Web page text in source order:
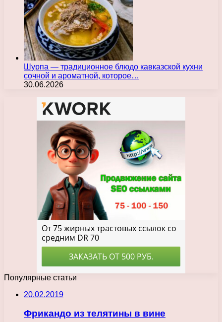
Шурпа — традиционное блюдо кавказской кухни
сочной и ароматной, которое…
30.06.2026
Популярные статьи
20.02.2019
Фрикандо из телятины в вине